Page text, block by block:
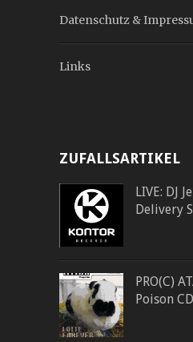
Datenschutz &
Links
ZUFALLSARTIKEL
LIVE: DJ
Delivery
PRO(C)
Poison CD